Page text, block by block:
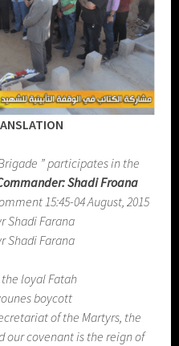
” participates in the
Shadi Froana
15:45-04 August, 2015
Shadi Farana
Shadi Farana
loyal Fatah
boycott
of the Martyrs, the
our covenant is the reign of